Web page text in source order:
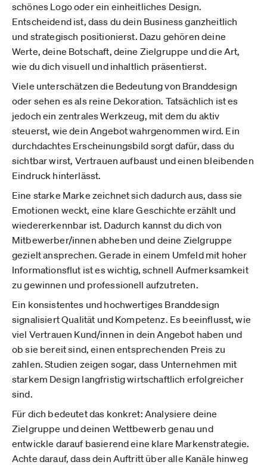
schönes Logo oder ein einheitliches Design.
Entscheidend ist, dass du dein Business ganzheitlich
und strategisch positionierst. Dazu gehören deine
Werte, deine Botschaft, deine Zielgruppe und die Art,
wie du dich visuell und inhaltlich präsentierst.
Viele unterschätzen die Bedeutung von Branddesign
oder sehen es als reine Dekoration. Tatsächlich ist es
jedoch ein zentrales Werkzeug, mit dem du aktiv
steuerst, wie dein Angebot wahrgenommen wird. Ein
durchdachtes Erscheinungsbild sorgt dafür, dass du
sichtbar wirst, Vertrauen aufbaust und einen bleibenden
Eindruck hinterlässt.
Eine starke Marke zeichnet sich dadurch aus, dass sie
Emotionen weckt, eine klare Geschichte erzählt und
wiedererkennbar ist. Dadurch kannst du dich von
Mitbewerber/innen abheben und deine Zielgruppe
gezielt ansprechen. Gerade in einem Umfeld mit hoher
Informationsflut ist es wichtig, schnell Aufmerksamkeit
zu gewinnen und professionell aufzutreten.
Ein konsistentes und hochwertiges Branddesign
signalisiert Qualität und Kompetenz. Es beeinflusst, wie
viel Vertrauen Kund/innen in dein Angebot haben und
ob sie bereit sind, einen entsprechenden Preis zu
zahlen. Studien zeigen sogar, dass Unternehmen mit
starkem Design langfristig wirtschaftlich erfolgreicher
sind.
Für dich bedeutet das konkret: Analysiere deine
Zielgruppe und deinen Wettbewerb genau und
entwickle darauf basierend eine klare Markenstrategie.
Achte darauf, dass dein Auftritt über alle Kanäle hinweg